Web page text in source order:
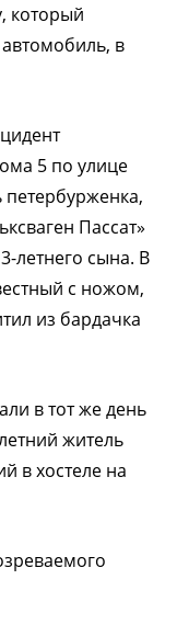
который
в
5 по улице
Пассат»
летнего сына. В
с ножом,
из бардачка
в тот же день
житель
в хостеле на